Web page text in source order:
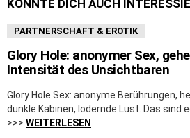
KÖNNTE DICH AUCH
PARTNERSCHAFT & EROTIK
Glory Hole: anonymer Sex,
Intensität des Unsichtbaren
Glory Hole Sex: anonyme Berührungen,
dunkle Kabinen, lodernde Lust. Das sind
>>> WEITERLESEN